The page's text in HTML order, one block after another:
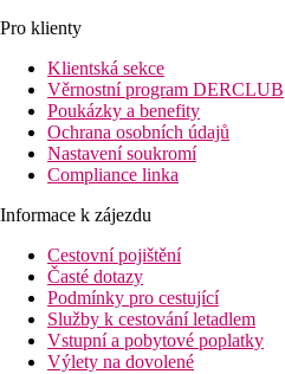
Pro klienty
Klientská sekce
Věrnostní program DERCLUB
Poukázky a benefity
Ochrana osobních údajů
Nastavení soukromí
Compliance linka
Informace k zájezdu
Cestovní pojištění
Časté dotazy
Podmínky pro cestující
Služby k cestování letadlem
Vstupní a pobytové poplatky
Výlety na dovolené